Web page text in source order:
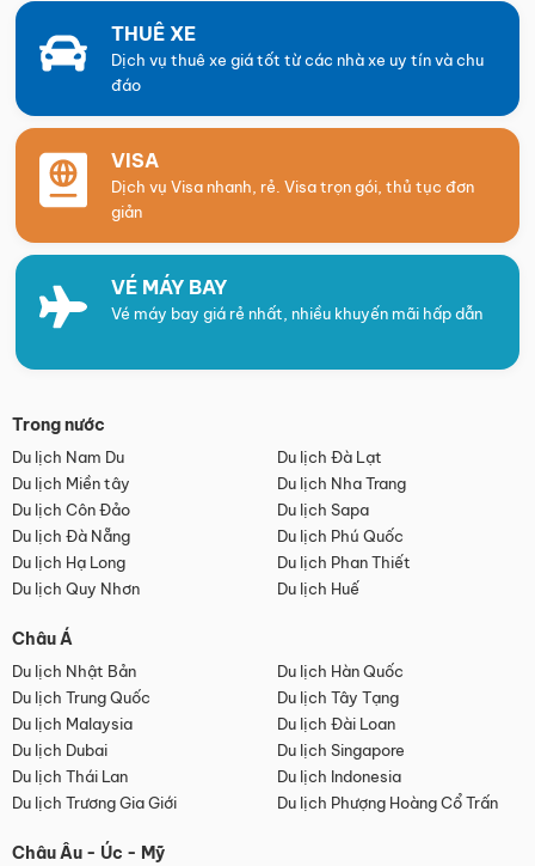
THUÊ XE
Dịch vụ thuê xe giá tốt từ các nhà xe uy tín và chu
đáo
VISA
Dịch vụ Visa nhanh, rẻ. Visa trọn gói, thủ tục đơn
giản
VÉ MÁY BAY
Vé máy bay giá rẻ nhất, nhiều khuyến mãi hấp dẫn
Trong nước
Du lịch Nam Du
Du lịch Đà Lạt
Du lịch Miền tây
Du lịch Nha Trang
Du lịch Côn Đảo
Du lịch Sapa
Du lịch Đà Nẵng
Du lịch Phú Quốc
Du lịch Hạ Long
Du lịch Phan Thiết
Du lịch Quy Nhơn
Du lịch Huế
Châu Á
Du lịch Nhật Bản
Du lịch Hàn Quốc
Du lịch Trung Quốc
Du lịch Tây Tạng
Du lịch Malaysia
Du lịch Đài Loan
Du lịch Dubai
Du lịch Singapore
Du lịch Thái Lan
Du lịch Indonesia
Du lịch Trương Gia Giới
Du lịch Phượng Hoàng Cổ Trấn
Châu Âu - Úc - Mỹ